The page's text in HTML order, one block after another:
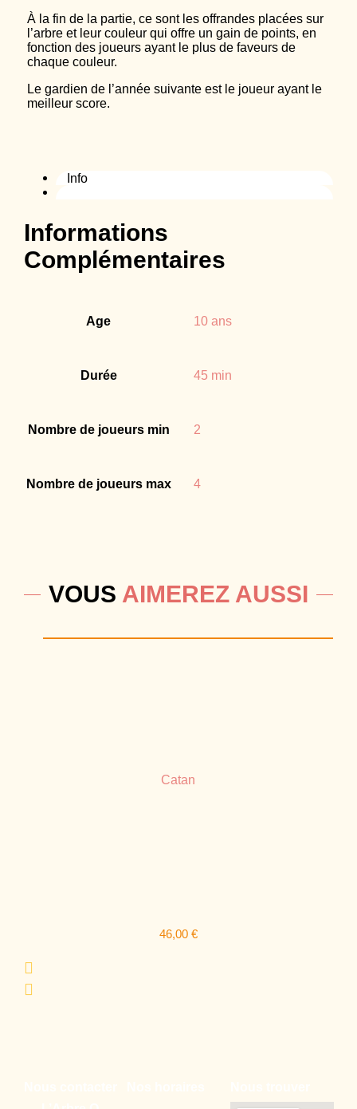
À la fin de la partie, ce sont les offrandes placées sur
l’arbre et leur couleur qui offre un gain de points, en
fonction des joueurs ayant le plus de faveurs de
chaque couleur.
Le gardien de l’année suivante est le joueur ayant le
meilleur score.
Info
Informations
Complémentaires
Age 10 ans
Durée 45 min
Nombre de joueurs min 2
Nombre de joueurs max 4
VOUS AIMEREZ AUSSI
Catan
46,00 €